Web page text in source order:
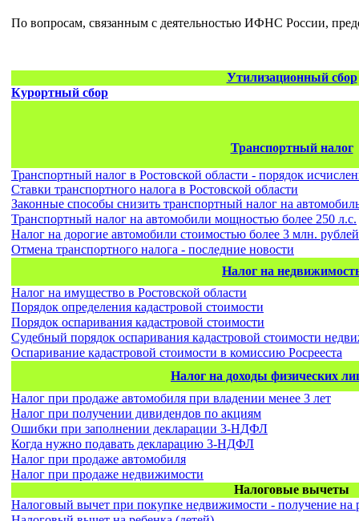
По вопросам, связанным с деятельностью ИФНС России,
Утилизационный сбор
Курортный сбор
Транспортный налог
Транспортный налог в Ростовской области - порядок
Ставки транспортного налога в Ростовской области
Законные способы снизить транспортный налог на
Транспортный налог на автомобили мощностью более 250 л.с.
Налог на дорогие автомобили стоимостью более 3 млн. рублей
Отмена транспортного налога - последние новости
Налог на
Налог на имущество в Ростовской области
Порядок определения кадастровой стоимости
Порядок оспаривания кадастровой стоимости
Судебный порядок оспаривания кадастровой стоимости
Оспаривание кадастровой стоимости в комиссию Росрееста
Налог на доходы физических
Налог при продаже автомобиля при владении менее 3 лет
Налог при получении дивидендов по акциям
Ошибки при заполнении декларации 3-НДФЛ
Когда нужно подавать декларацию 3-НДФЛ
Налог при продаже автомобиля
Налог при продаже недвижимости
Налоговые вычеты
Налоговый вычет при покупке недвижимости - получение на